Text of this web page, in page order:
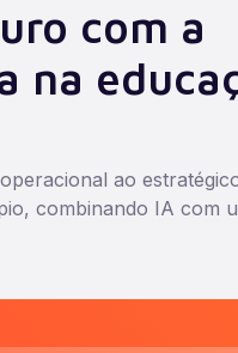
com a
na
ao
combinando IA com